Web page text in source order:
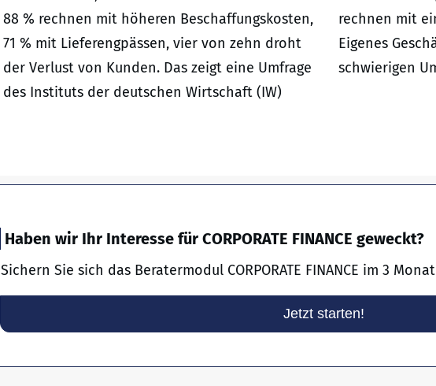
88 % rechnen mit höheren Beschaffungskosten,
71 % mit Lieferengpässen, vier von zehn droht
der Verlust von Kunden. Das zeigt eine Umfrage
des Instituts der deutschen Wirtschaft (IW)
rechnen mit
Eigenes
schwierigen
Haben wir Ihr Interesse für CORPORATE FINANCE geweckt?
Sichern Sie sich das Beratermodul CORPORATE FINANCE im 3
Jetzt starten!